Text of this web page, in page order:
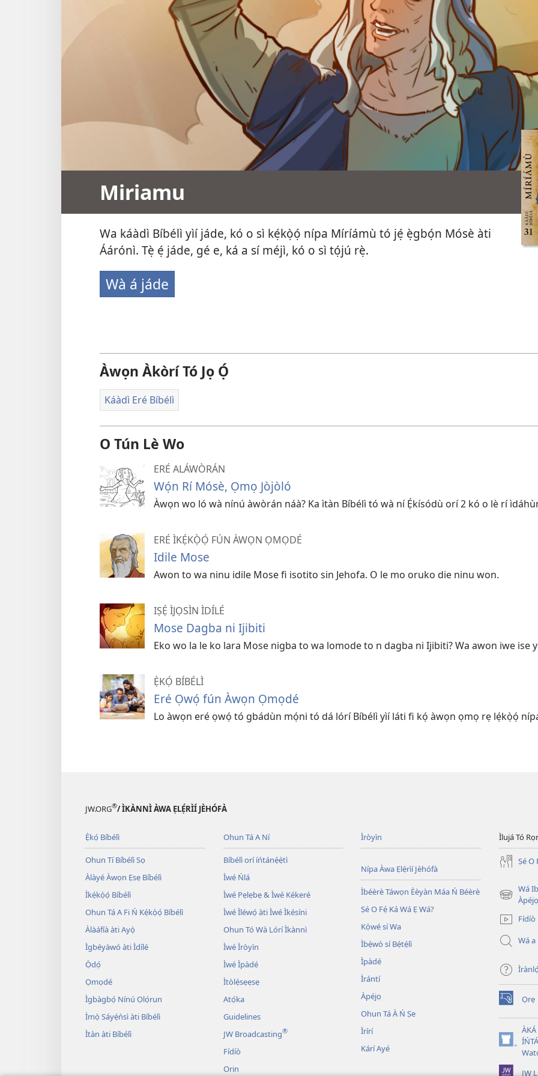
Miriamu
Wa káàdì Bíbélì yìí jáde, kó o sì kẹ́kọ̀ọ́ nípa Míríámù tó jẹ́ ẹ̀gbọ́n Mósè àti
Áárónì. Tẹ̀ ẹ́ jáde, gé e, ká a sí méjì, kó o sì tọ́jú rẹ̀.
Wà á jáde
Àwọn Àkòrí Tó Jọ Ọ́
Káàdì Eré Bíbélì
O Tún Lè Wo
ERÉ ALÁWÒRÁN
Wọ́n Rí Mósè, Ọmọ Jòjòló
Àwọn wo ló wà nínú àwòrán náà? Ka ìtàn Bíbélì tó wà ní Ẹ́kísódù orí 2 kó o lè rí
ERÉ ÌKẸ́KỌ̀Ọ́ FÚN ÀWỌN ỌMỌDÉ
Idile Mose
Awon to wa ninu idile Mose fi isotito sin Jehofa. O le mo oruko die ninu won.
IṢẸ́ ÌJỌSÌN ÌDÍLÉ
Mose Dagba ni Ijibiti
Eko wo la le ko lara Mose nigba to wa lomode to n dagba ni Ijibiti? Wa awon iwe ise
Ẹ̀KỌ́ BÍBÉLÌ
Eré Ọwọ́ fún Àwọn Ọmọdé
Lo àwọn eré ọwọ́ tó gbádùn mọ́ni tó dá lórí Bíbélì yìí láti fi kọ́ àwọn ọmọ rẹ lẹ́kọ̀ọ́
JW.ORG®/ ÌKÀNNÌ ÀWA ẸLẸ́RÌÍ JÈHÓFÀ
Ẹ̀kọ́ Bíbélì
Ohun Tí Bíbélì Sọ
Àlàyé Àwọn Ẹsẹ Bíbélì
Ìkẹ́kọ̀ọ́ Bíbélì
Ohun Tá A Fi Ń Kẹ́kọ̀ọ́ Bíbélì
Àlàáfíà àti Ayọ̀
Ìgbéyàwó àti Ìdílé
Ọ̀dọ́
Ọmọdé
Ìgbàgbọ́ Nínú Ọlọ́run
Ìmọ̀ Sáyẹ́ǹsì àti Bíbélì
Ìtàn àti Bíbélì
Ohun Tá A Ní
Bíbélì orí íńtánẹ́ẹ̀tì
Ìwé Ńlá
Ìwé Pẹlẹbẹ & Ìwé Kékeré
Ìwé Ìléwọ́ àti Ìwé Ìkésíni
Ohun Tó Wà Lórí Ìkànnì
Ìwé Ìròyìn
Ìwé Ìpàdé
Ìtòlẹ́sẹẹsẹ
Atọ́ka
Guidelines
JW Broadcasting®
Fídíò
Orin
Ìròyìn
Nípa Àwa Ẹlẹ́rìí Jèhófà
Ìbéèrè Táwọn Èèyàn Máa Ń Béèrè
Ṣé O Fẹ́ Ká Wá Ẹ Wá?
Kọ̀wé sí Wa
Ìbẹ̀wò sí Bẹ́tẹ́lì
Ìpàdé
Ìrántí
Àpéjọ
Ohun Tá À Ń Ṣe
Ìrírí
Kárí Ayé
Ìlujá Tó
Ṣé O
Wá
(opens
window)
Fídíò
Wá a
Ọrẹ
(opens
new
window)
(opens
window)
JW